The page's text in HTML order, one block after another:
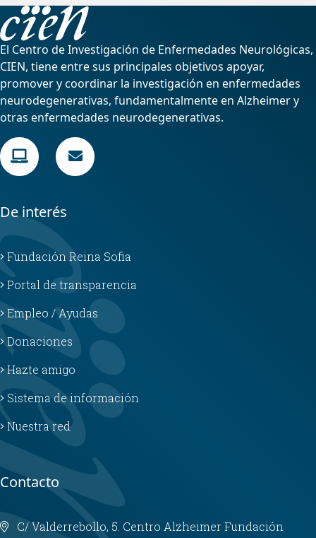
El Centro de Investigación de Enfermedades Neurológicas,
CIEN, tiene entre sus principales objetivos apoyar,
promover y coordinar la investigación en enfermedades
neurodegenerativas, fundamentalmente en Alzheimer y
otras enfermedades neurodegenerativas.
De interés
Fundación Reina Sofia
Portal de transparencia
Empleo / Ayudas
Donaciones
Hazte amigo
Sistema de información
Nuestra red
Contacto
C/ Valderrebollo, 5. Centro Alzheimer Fundación